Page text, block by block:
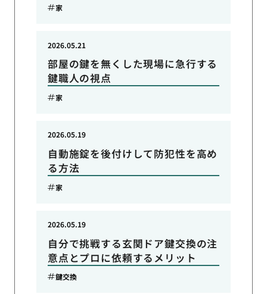
家
部屋の鍵を無くした現場に急行する
鍵職人の視点
2026.05.21
家
自動施錠を後付けして防犯性を高め
る方法
2026.05.19
家
自分で挑戦する玄関ドア鍵交換の注
意点とプロに依頼するメリット
2026.05.19
鍵交換